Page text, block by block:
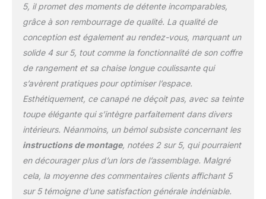
configuration du lit et
vice versa. Le dossier à
niveau supplémentaire
de confort personnalisé.
Pratique et fonctionnel :
le canapé est équipé
d'une boîte de
rangement pratique pour
ranger des couvertures,
des coussins ou d'autres
objets. Les roulettes
caoutchoutées et les
pieds en bois facilitent
l'ouverture du lit et le
déplacement du canapé.
5, il promet des moments de détente incomparables,
grâce à son rembourrage de qualité. La qualité de
conception est également au rendez-vous, marquant un
solide 4 sur 5, tout comme la fonctionnalité de son coffre
de rangement et sa chaise longue coulissante qui
s’avèrent pratiques pour optimiser l’espace.
Esthétiquement, ce canapé ne déçoit pas, avec sa teinte
toupe élégante qui s’intègre parfaitement dans divers
intérieurs. Néanmoins, un bémol subsiste concernant les
instructions de montage, notées 2 sur 5, qui pourraient
en décourager plus d’un lors de l’assemblage. Malgré
cela, la moyenne des commentaires clients affichant 5
sur 5 témoigne d’une satisfaction générale indéniable.